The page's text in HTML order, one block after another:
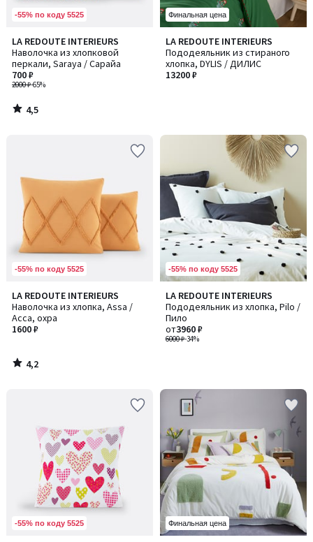
-55% по коду 5525
LA REDOUTE INTERIEURS
Наволочка из хлопковой
перкали, Saraya / Сарайа
2000 ₽-65%
700 ₽
4,5
/ 5
4,5
/
Финальная цена
LA REDOUTE INTERIEURS
Пододеяльник из стираного
хлопка, DYLIS / ДИЛИС
13200 ₽
-55% по коду 5525
LA REDOUTE INTERIEURS
Наволочка из хлопка, Assa /
Асса, охра
1600 ₽
4,2
/ 5
4,2
/
-55% по коду 5525
LA REDOUTE INTERIEURS
Пододеяльник из хлопка, Pilo /
Пило
6000 ₽-34%
от3960 ₽
-55% по коду 5525 Финальная цена